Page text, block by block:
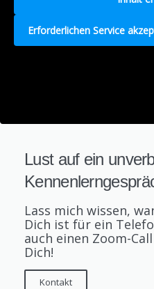
Erforderlichen Service
Lust auf ein
Lass mich wissen,
Dich ist für ein
auch einen Zoom-
Dich!
Kontakt